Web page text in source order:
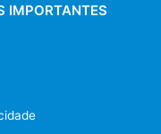
IMPORTANTES